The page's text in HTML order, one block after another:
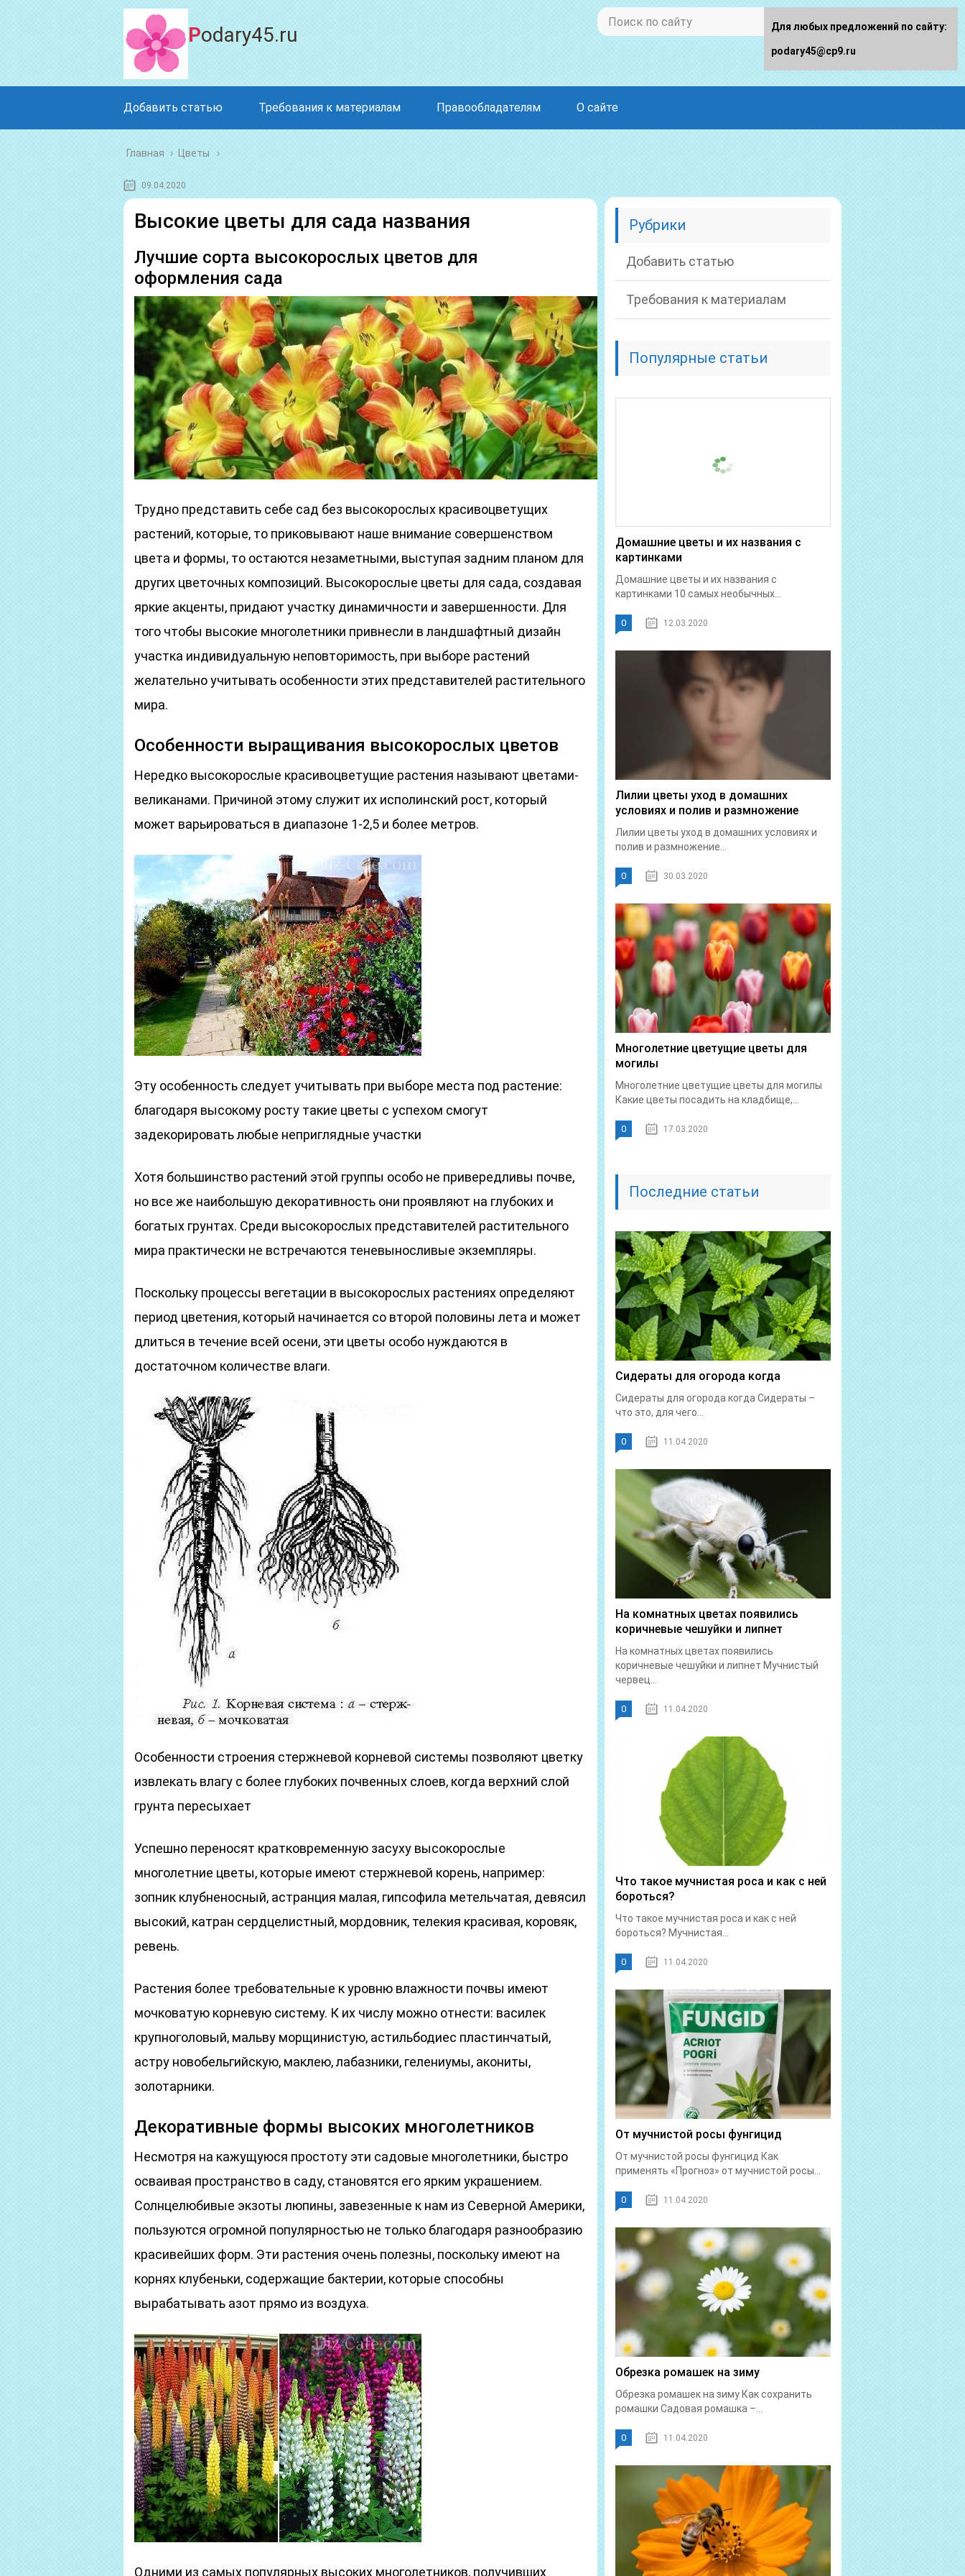
Podary45.ru
Добавить статью Требования к материалам Правообладателям О сайте
Главная › Цветы
09.04.2020
Высокие цветы для сада названия
Лучшие сорта высокорослых цветов для
оформления сада
Трудно представить себе сад без высокорослых красивоцветущих
растений, которые, то приковывают наше внимание совершенством
цвета и формы, то остаются незаметными, выступая задним планом для
других цветочных композиций. Высокорослые цветы для сада, создавая
яркие акценты, придают участку динамичности и завершенности. Для
того чтобы высокие многолетники привнесли в ландшафтный дизайн
участка индивидуальную неповторимость, при выборе растений
желательно учитывать особенности этих представителей растительного
мира.
Особенности выращивания высокорослых цветов
Нередко высокорослые красивоцветущие растения называют цветами-
великанами. Причиной этому служит их исполинский рост, который
может варьироваться в диапазоне 1-2,5 и более метров.
Эту особенность следует учитывать при выборе места под растение:
благодаря высокому росту такие цветы с успехом смогут
задекорировать любые неприглядные участки
Хотя большинство растений этой группы особо не привередливы почве,
но все же наибольшую декоративность они проявляют на глубоких и
богатых грунтах. Среди высокорослых представителей растительного
мира практически не встречаются теневыносливые экземпляры.
Поскольку процессы вегетации в высокорослых растениях определяют
период цветения, который начинается со второй половины лета и может
длиться в течение всей осени, эти цветы особо нуждаются в
достаточном количестве влаги.
Особенности строения стержневой корневой системы позволяют цветку
извлекать влагу с более глубоких почвенных слоев, когда верхний слой
грунта пересыхает
Успешно переносят кратковременную засуху высокорослые
многолетние цветы, которые имеют стержневой корень, например:
зопник клубненосный, астранция малая, гипсофила метельчатая, девясил
высокий, катран сердцелистный, мордовник, телекия красивая, коровяк,
ревень.
Растения более требовательные к уровню влажности почвы имеют
мочковатую корневую систему. К их числу можно отнести: василек
крупноголовый, мальву морщинистую, астильбодиес пластинчатый,
астру новобельгийскую, маклею, лабазники, гелениумы, акониты,
золотарники.
Декоративные формы высоких многолетников
Несмотря на кажущуюся простоту эти садовые многолетники, быстро
осваивая пространство в саду, становятся его ярким украшением.
Солнцелюбивые экзоты люпины, завезенные к нам из Северной Америки,
пользуются огромной популярностью не только благодаря разнообразию
красивейших форм. Эти растения очень полезны, поскольку имеют на
корнях клубеньки, содержащие бактерии, которые способны
вырабатывать азот прямо из воздуха.
Одними из самых популярных высоких многолетников, получивших
Рубрики
Добавить статью
Требования к материалам
Популярные статьи
Домашние цветы и их названия с
картинками
Домашние цветы и их названия с
картинками 10 самых необычных...
0 12.03.2020
Лилии цветы уход в домашних
условиях и полив и размножение
Лилии цветы уход в домашних условиях и
полив и размножение...
0 30.03.2020
Многолетние цветущие цветы для
могилы
Многолетние цветущие цветы для могилы
Какие цветы посадить на кладбище,...
0 17.03.2020
Последние статьи
Сидераты для огорода когда
Сидераты для огорода когда Сидераты –
что это, для чего...
0 11.04.2020
На комнатных цветах появились
коричневые чешуйки и липнет
На комнатных цветах появились
коричневые чешуйки и липнет Мучнистый
червец...
0 11.04.2020
Что такое мучнистая роса и как с ней
бороться?
Что такое мучнистая роса и как с ней
бороться? Мучнистая...
0 11.04.2020
От мучнистой росы фунгицид
От мучнистой росы фунгицид Как
применять «Прогноз» от мучнистой росы...
0 11.04.2020
Обрезка ромашек на зиму
Обрезка ромашек на зиму Как сохранить
ромашки Садовая ромашка –...
0 11.04.2020
Для любых предложений по сайту:
podary45@cp9.ru